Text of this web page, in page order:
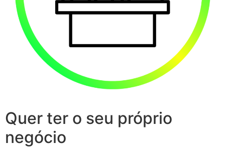
Quer ter o seu próprio
negócio